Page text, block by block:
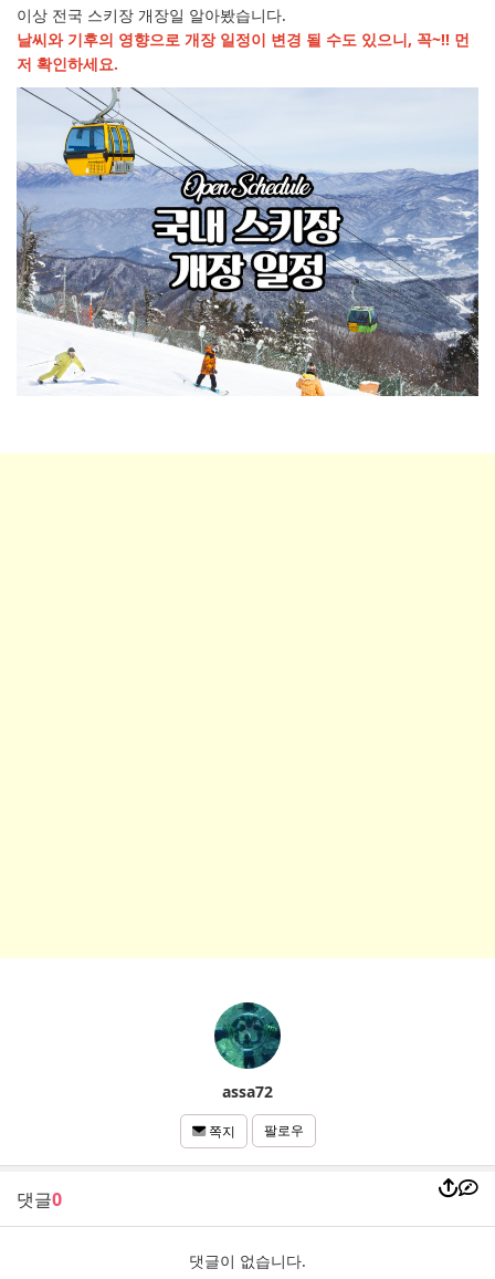
이상 전국 스키장 개장일 알아봤습니다.
날씨와 기후의 영향으로 개장 일정이 변경 될 수도 있으니, 꼭~!! 먼
저 확인하세요.
assa72
쪽지 팔로우
댓글0
댓글이 없습니다.